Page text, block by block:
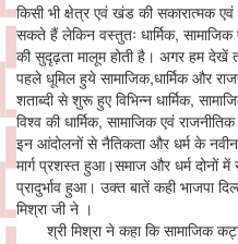
किसी भी क्षेत्र एवं खंड की सकारात्मक
सकते हैं लेकिन वस्तुतः धार्मिक,
की सुदृढ़ता मालूम होती है। अगर हम देखें
पहले धूमिल हुये सामाजिक,धार्मिक और
शताब्दी से शुरू हुए विभिन्न धार्मिक,
विश्व की धार्मिक, सामाजिक एवं
इन आंदोलनों से नैतिकता और धर्म के नवीन
मार्ग प्रशस्त हुआ।समाज और धर्म दोनों
प्रादुर्भाव हुआ। उक्त बातें कही भाजपा
मिश्रा जी ने ।
श्री मिश्रा ने कहा कि सामाजिक